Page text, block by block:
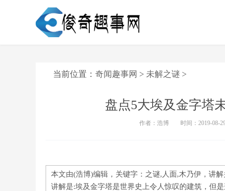
当前位置： 奇闻趣事网 > 未解之谜 >
盘点5大埃及金字塔
作者：浩博 时间：2019-08-
本文由(浩博)编辑，关键字：之谜,人面,木乃伊，讲
讲解是:埃及金字塔是世界史上令人惊叹的建筑，但